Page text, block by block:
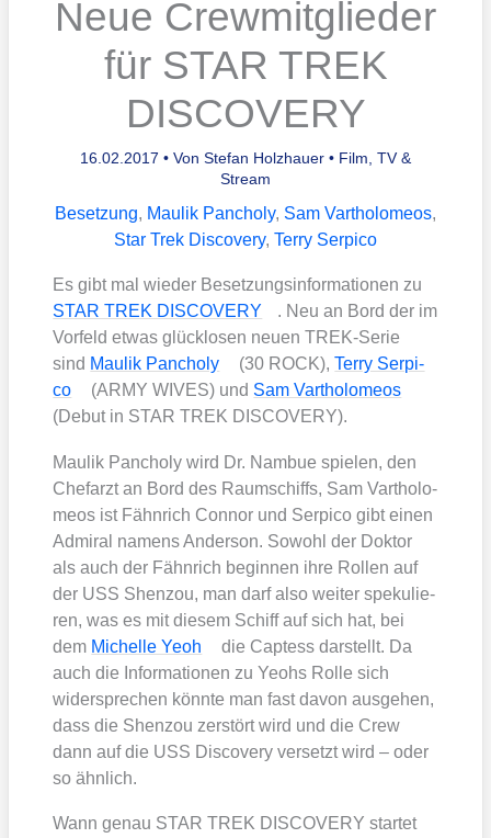
Neue Crewmitglieder
für STAR TREK
DISCOVERY
16.02.2017 • Von Stefan Holzhauer • Film, TV &
Stream
Besetzung, Maulik Pancholy, Sam Vartholomeos,
Star Trek Discovery, Terry Serpico
Es gibt mal wie­der Beset­zungs­in­for­ma­tio­nen zu
STAR TREK DISCOVERY
. Neu an Bord der im
Vor­feld etwas glück­lo­sen neu­en TREK-Serie
sind Mau­lik Pan­cho­ly (30 ROCK),Ter­ry Ser­pi­
co
(ARMY WIVES) und Sam Var­tho­lo­me­os
(Debut in STAR TREK DISCOVERY).
Mau­lik Pan­cho­ly wird Dr. Nam­bue spie­len, den
Chef­arzt an Bord des Raum­schiffs, Sam Var­tho­lo­
me­os ist Fähn­rich Con­nor und Ser­pi­co gibt einen
Admi­ral namens Ander­son. Sowohl der Dok­tor
als auch der Fähn­rich begin­nen ihre Rol­len auf
der USS Shen­zou, man darf also wei­ter spe­ku­lie­
ren, was es mit die­sem Schiff auf sich hat, bei
dem Michel­le Yeoh
die Cap­tess dar­stellt. Da
auch die Infor­ma­tio­nen zu Yeohs Rol­le sich
wider­spre­chen könn­te man fast davon aus­ge­hen,
dass die Shen­zou zer­stört wird und die Crew
dann auf die USS Dis­co­very ver­setzt wird – oder
so ähn­lich.
Wann genau STAR TREK DISCOVERY star­tet